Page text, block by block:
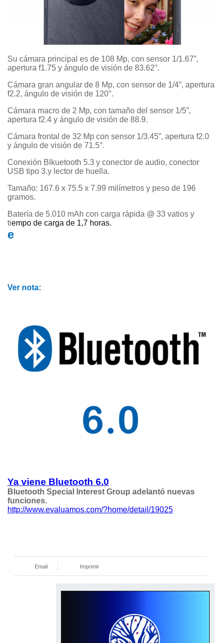
Su cámara principal es de 108 Mp, con sensor 1/1.67”,
apertura f1.75 y ángulo de visión de 83.62°.
Cámara gran angular de 8 Mp, con sensor de 1/4”, apertura
f2.2, ángulo de visión de 120°.
Cámara macro de 2 Mp, con tamaño del sensor 1/5”,
apertura f2.4 y ángulo de visión de 88.9.
Cámara frontal de 32 Mp con sensor 1/3.45”, apertura f2.0
y ángulo de visión de 71.5°.
Conexión Blkuetooth 5.3 y conector de audio, conector
USB tipo 3.y lector de huella.
Tamaño: 167.6 x 75.5 x 7.99 milímetros y peso de 196
gramos.
Batería de 5.010 mAh con carga rápida @ 33 vatios y
tiempo de carga de 1,7 horas.
e
Ver nota:
Ya viene Bluetooth 6.0
Bluetooth Special Interest Group adelantó nuevas
funciones.
http://www.evaluamos.com/?home/detail/19025
Email Imprimir